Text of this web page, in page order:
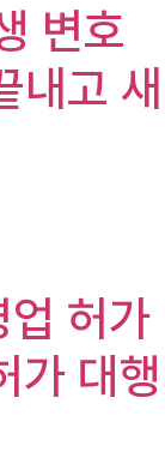
변호
내고 새
허가
가 대행